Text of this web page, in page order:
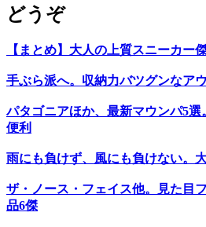
どうぞ
【まとめ】大人の上質スニーカー
手ぶら派へ。収納力バツグンなア
パタゴニアほか、最新マウンパ5
便利
雨にも負けず、風にも負けない。
ザ・ノース・フェイス他。見た目
品6傑